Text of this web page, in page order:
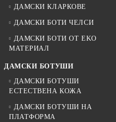
ДАМСКИ КЛАРКОВЕ
ДАМСКИ БОТИ ЧЕЛСИ
ДАМСКИ БОТИ ОТ EKO
МАТЕРИАЛ
ДАМСКИ БОТУШИ
ДАМСКИ БОТУШИ
ЕСТЕСТВЕНА КОЖА
ДАМСКИ БОТУШИ НА
ПЛАТФОРМА